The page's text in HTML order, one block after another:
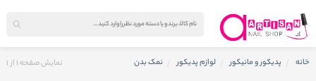
خانه پدیکور و مانیکور لوازم پدیکور نمک بدن نمایش صفحه 1از1